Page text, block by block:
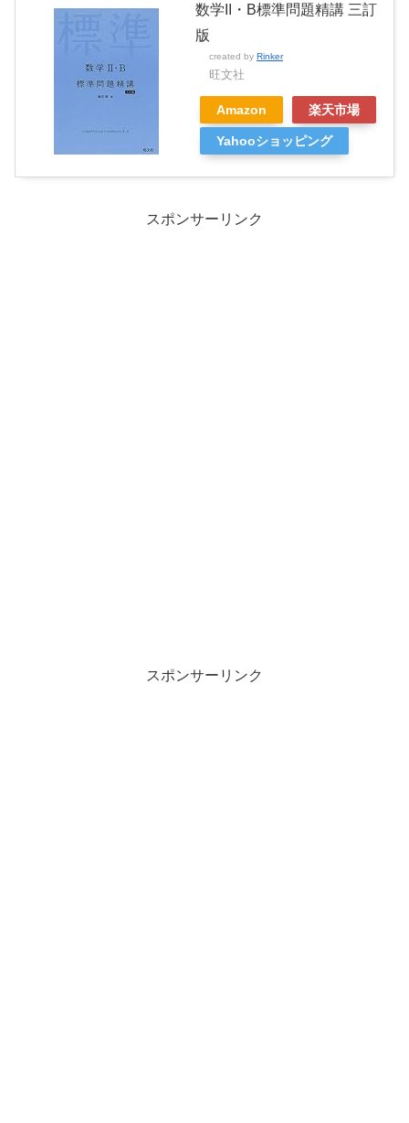
数学II・B標準問題精講 三訂
版
created by Rinker
旺文社
Amazon 楽天市場
Yahooショッピング
スポンサーリンク
スポンサーリンク